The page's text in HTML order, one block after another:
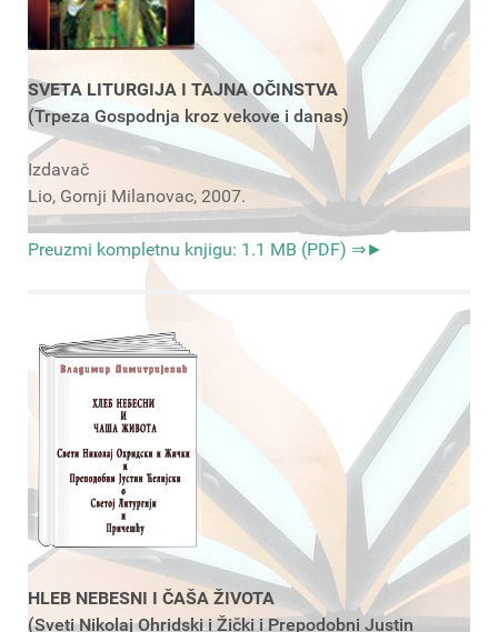
SVETA LITURGIJA I TAJNA OČINSTVA
(Trpeza Gospodnja kroz vekove i danas)
Izdavač
Lio, Gornji Milanovac, 2007.
Preuzmi kompletnu knjigu: 1.1 MB (PDF) ⇒►
HLEB NEBESNI I ČAŠA ŽIVOTA
(Sveti Nikolaj Ohridski i Žički i Prepodobni Justin